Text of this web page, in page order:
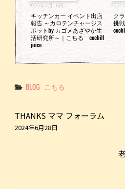
2025年3月16日
キッチンカー イベント出店
報告 ～カロテンチャージス
ポットby カゴメあざやか生
活研究所～｜こちる cochill
juice
2021
ク
挑
Categories
BLOG こちる
THANKS ママ フォーラム
2024年6月28日